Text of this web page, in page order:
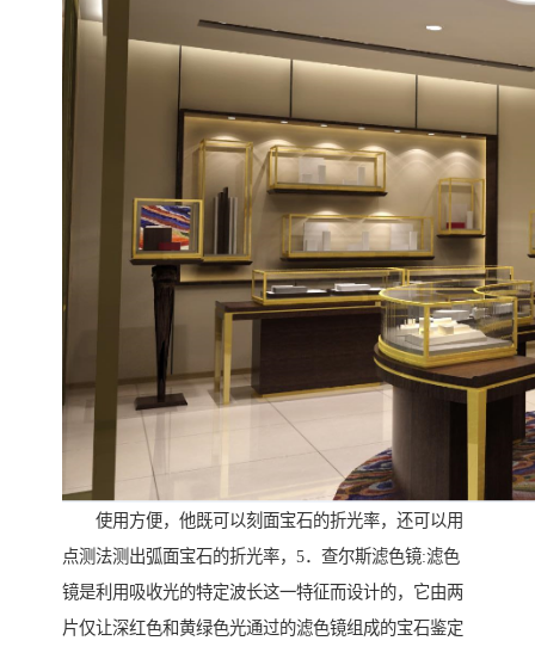
使用方便，他既可以刻面宝石的折光率，还可以用
点测法测出弧面宝石的折光率，5．查尔斯滤色镜:滤色
镜是利用吸收光的特定波长这一特征而设计的，它由两
片仅让深红色和黄绿色光通过的滤色镜组成的宝石鉴定